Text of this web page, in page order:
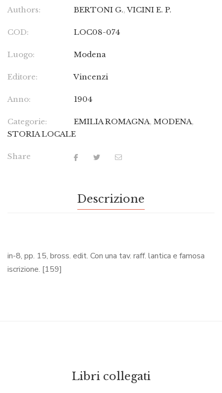
Authors: BERTONI G.,VICINI E. P.
COD: LOC08-074
Luogo: Modena
Editore: Vincenzi
Anno: 1904
Categorie: EMILIA ROMAGNA, MODENA,
STORIA LOCALE
Share
Descrizione
in-8, pp. 15, bross. edit. Con una tav. raff. lantica e famosa
iscrizione. [159]
Libri collegati